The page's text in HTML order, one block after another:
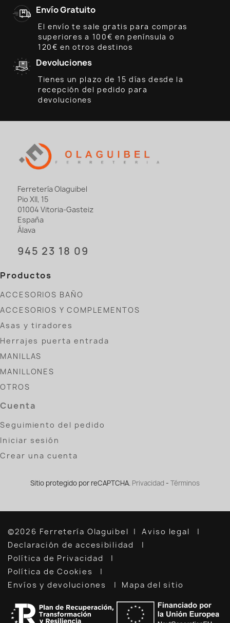
Envío Gratuito
El envío te sale gratis para compras
superiores a 100€ en península o
120€ en otros destinos
Devoluciones
Tienes un plazo de 15 días desde la
recepción del pedido para
devoluciones
Ferretería Olaguibel
Pio XII, 15
01004 Vitoria-Gasteiz
España
Álava
945 23 18 09
Productos
ACCESORIOS BAÑO
ACCESORIOS Y COMPLEMENTOS
Asas y tiradores
Herrajes puerta entrada
MANILLAS
MANILLONES
OTROS
Cuenta
Seguimiento del pedido
Iniciar sesión
Crear una cuenta
Sitio protegido por reCAPTCHA. Privacidad - Términos
©2026 Ferretería Olaguibel
Aviso legal
Declaración de accesibilidad
Política de Privacidad
Política de Cookies
Envíos y devoluciones
Mapa del sitio